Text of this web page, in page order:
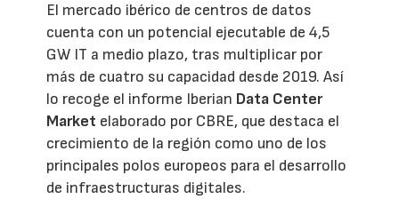
El mercado ibérico de centros de datos
cuenta con un potencial ejecutable de 4,5
GW IT a medio plazo, tras multiplicar por
más de cuatro su capacidad desde 2019. Así
lo recoge el informe Iberian Data Center
Market elaborado por CBRE, que destaca el
crecimiento de la región como uno de los
principales polos europeos para el desarrollo
de infraestructuras digitales.